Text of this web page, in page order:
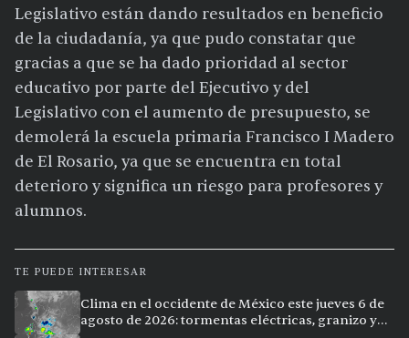
Legislativo están dando resultados en beneficio
de la ciudadanía, ya que pudo constatar que
gracias a que se ha dado prioridad al sector
educativo por parte del Ejecutivo y del
Legislativo con el aumento de presupuesto, se
demolerá la escuela primaria Francisco I Madero
de El Rosario, ya que se encuentra en total
deterioro y significa un riesgo para profesores y
alumnos.
TE PUEDE INTERESAR
Clima en el occidente de México este jueves 6 de
agosto de 2026: tormentas eléctricas, granizo y